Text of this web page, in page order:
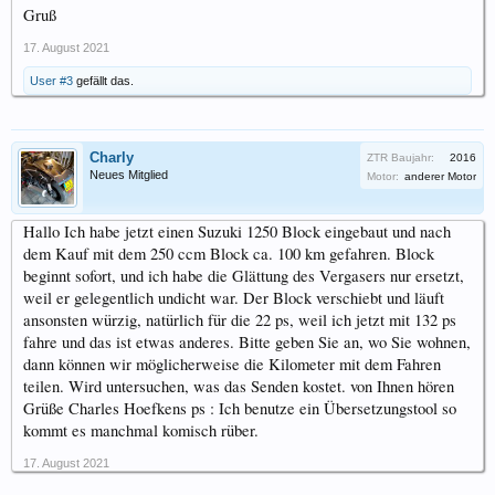
Gruß
17. August 2021
User #3 gefällt das.
Charly
Neues Mitglied
ZTR Baujahr:
2016
Motor: anderer Motor
Hallo Ich habe jetzt einen Suzuki 1250 Block eingebaut und nach
dem Kauf mit dem 250 ccm Block ca. 100 km gefahren. Block
beginnt sofort, und ich habe die Glättung des Vergasers nur ersetzt,
weil er gelegentlich undicht war. Der Block verschiebt und läuft
ansonsten würzig, natürlich für die 22 ps, weil ich jetzt mit 132 ps
fahre und das ist etwas anderes. Bitte geben Sie an, wo Sie wohnen,
dann können wir möglicherweise die Kilometer mit dem Fahren
teilen. Wird untersuchen, was das Senden kostet. von Ihnen hören
Grüße Charles Hoefkens ps : Ich benutze ein Übersetzungstool so
kommt es manchmal komisch rüber.
17. August 2021